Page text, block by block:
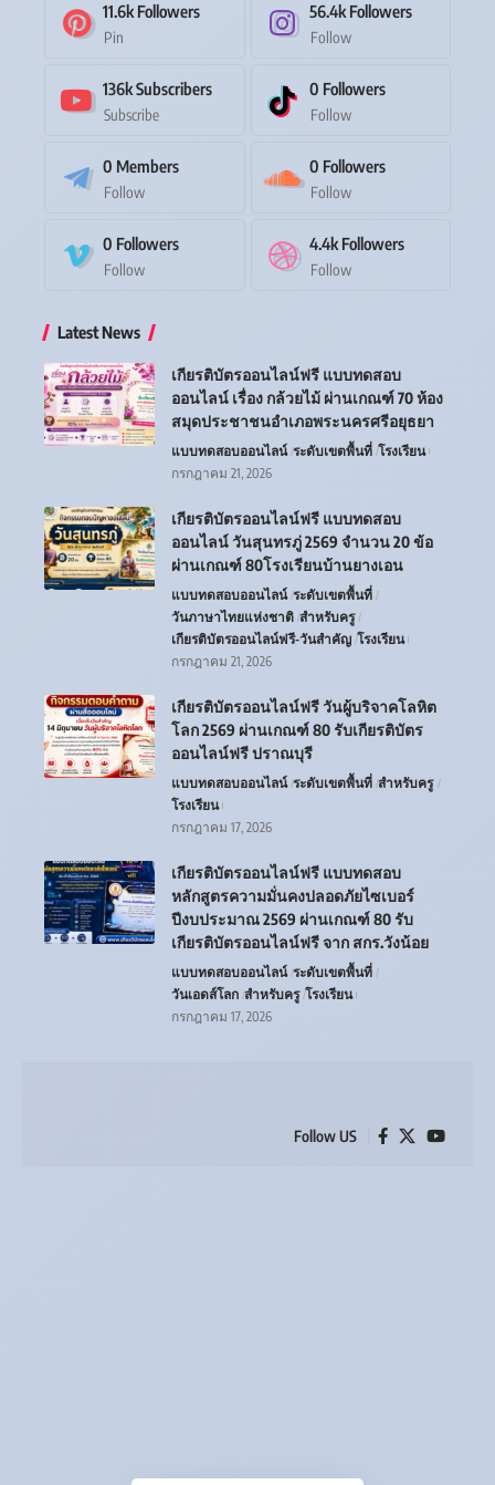
11.6k Followers
Pin
56.4k Followers
Follow
136kSubscribers
Subscribe
0 Followers
Follow
0 Members
Follow
0 Followers
Follow
0 Followers
Follow
4.4k Followers
Follow
Latest News
เกียรติบัตรออนไลน์ฟรี แบบทดสอบ
ออนไลน์ เรื่อง กล้วยไม้ ผ่านเกณฑ์ 70 ห้อง
สมุดประชาชนอำเภอพระนครศรีอยุธยา
แบบทดสอบออนไลน์ ระดับเขตพื้นที่ โรงเรียน
กรกฎาคม 21, 2026
เกียรติบัตรออนไลน์ฟรี แบบทดสอบ
ออนไลน์ วันสุนทรภู่ 2569 จำนวน 20 ข้อ
ผ่านเกณฑ์ 80โรงเรียนบ้านยางเอน
แบบทดสอบออนไลน์ ระดับเขตพื้นที่
วันภาษาไทยแห่งชาติ สำหรับครู
เกียรติบัตรออนไลน์ฟรี-วันสำคัญ โรงเรียน
กรกฎาคม 21, 2026
เกียรติบัตรออนไลน์ฟรี วันผู้บริจาคโลหิต
โลก 2569 ผ่านเกณฑ์ 80 รับเกียรติบัตร
ออนไลน์ฟรี ปราณบุรี
แบบทดสอบออนไลน์ ระดับเขตพื้นที่ สำหรับครู
โรงเรียน
กรกฎาคม 17, 2026
เกียรติบัตรออนไลน์ฟรี แบบทดสอบ
หลักสูตรความมั่นคงปลอดภัยไซเบอร์
ปีงบประมาณ 2569 ผ่านเกณฑ์ 80 รับ
เกียรติบัตรออนไลน์ฟรี จาก สกร.วังน้อย
แบบทดสอบออนไลน์ ระดับเขตพื้นที่
วันเอดส์โลก สำหรับครู โรงเรียน
กรกฎาคม 17, 2026
Follow US